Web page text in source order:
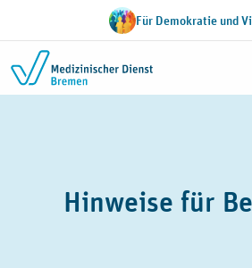
Zum Inhalt springenFür Demokratie und
Hinweise für